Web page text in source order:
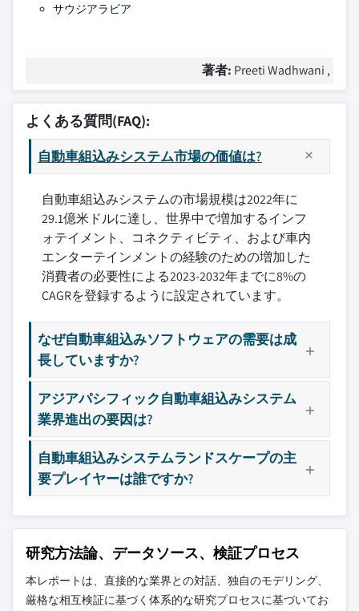
サウジアラビア
著者: Preeti Wadhwani ,
よくある質問(FAQ):
自動車組込みシステム市場の価値は?
自動車組込みシステムの市場規模は2022年に
29.1億米ドルに達し、世界中で増加するインフ
ォテイメント、コネクティビティ、および車内
エンターテインメントの経験のための増加した
消費者の必要性による2023-2032年までに8%の
CAGRを登録するように設定されています。
なぜ自動車組込みソフトウェアの需要は成
長していますか?
アジアパシフィック自動車組込みシステム
業界進出の要因は?
自動車組込みシステムランドスケープの主
要プレイヤーは誰ですか?
研究方法論、データソース、検証プロセス
本レポートは、直接的な業界との対話、独自のモデリング、
厳格な相互検証に基づく体系的な研究プロセスに基づいてお